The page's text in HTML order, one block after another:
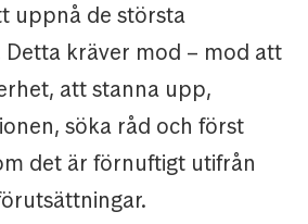
uppnå de största
Detta kräver mod – mod att
att stanna upp,
söka råd och först
det är förnuftigt utifrån